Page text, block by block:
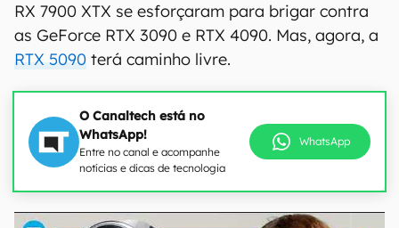
RX 7900 XTX se esforçaram para brigar contra
as GeForce RTX 3090 e RTX 4090. Mas, agora, a
RTX 5090 terá caminho livre.
O Canaltech está no
WhatsApp!
Entre no canal e acompanhe
notícias e dicas de tecnologia
WhatsApp